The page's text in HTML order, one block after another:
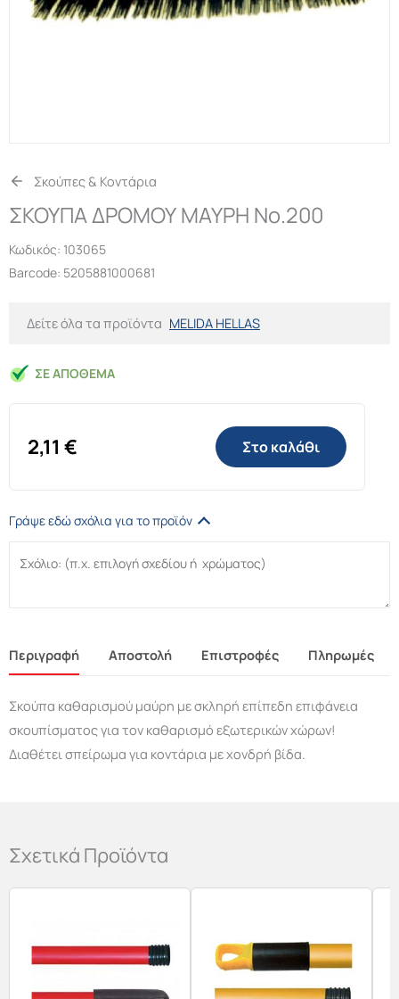
Σκούπες & Κοντάρια
ΣΚΟΥΠΑ ΔΡΟΜΟΥ ΜΑΥΡΗ Νο.200
Κωδικός: 103065
Barcode: 5205881000681
Δείτε όλα τα προϊόντα MELIDA HELLAS
ΣΕ ΑΠΌΘΕΜΑ
2,11 € Στο καλάθι
Γράψε εδώ σχόλια για το προϊόν
Περιγραφή Αποστολή Επιστροφές Πληρωμές
Σκούπα καθαρισμού μαύρη με σκληρή επίπεδη επιφάνεια
σκουπίσματος για τον καθαρισμό εξωτερικών χώρων!
Διαθέτει σπείρωμα για κοντάρια με χονδρή βίδα.
Σχετικά Προϊόντα